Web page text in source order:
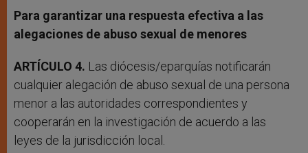
Para garantizar una respuesta efectiva a las
alegaciones de abuso sexual de menores
ARTÍCULO 4. Las diócesis/eparquías notificarán
cualquier alegación de abuso sexual de una persona
menor a las autoridades correspondientes y
cooperarán en la investigación de acuerdo a las
leyes de la jurisdicción local.